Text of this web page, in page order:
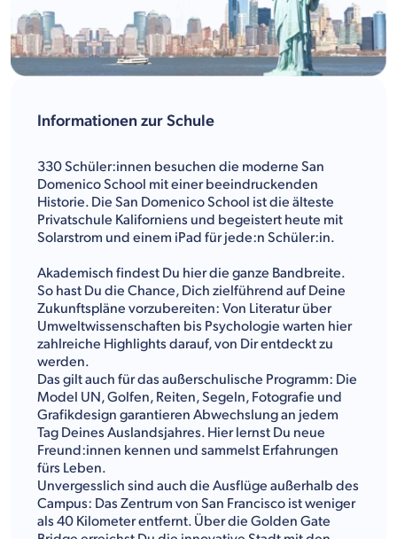
Informationen zur Schule
330 Schüler:innen besuchen die moderne San
Domenico School mit einer beeindruckenden
Historie. Die San Domenico School ist die älteste
Privatschule Kaliforniens und begeistert heute mit
Solarstrom und einem iPad für jede:n Schüler:in.
Akademisch findest Du hier die ganze Bandbreite.
So hast Du die Chance, Dich zielführend auf Deine
Zukunftspläne vorzubereiten: Von Literatur über
Umweltwissenschaften bis Psychologie warten hier
zahlreiche Highlights darauf, von Dir entdeckt zu
werden.
Das gilt auch für das außerschulische Programm: Die
Model UN, Golfen, Reiten, Segeln, Fotografie und
Grafikdesign garantieren Abwechslung an jedem
Tag Deines Auslandsjahres. Hier lernst Du neue
Freund:innen kennen und sammelst Erfahrungen
fürs Leben.
Unvergesslich sind auch die Ausflüge außerhalb des
Campus: Das Zentrum von San Francisco ist weniger
als 40 Kilometer entfernt. Über die Golden Gate